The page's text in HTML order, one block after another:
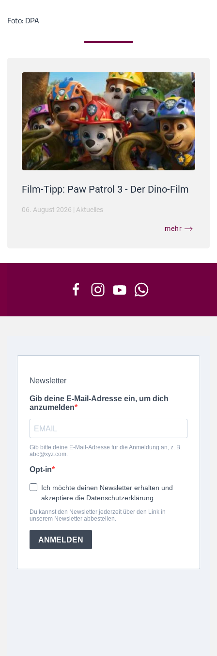
Foto: DPA
Film-Tipp: Paw Patrol 3 - Der Dino-Film
06. August 2026 | Aktuelles
mehr